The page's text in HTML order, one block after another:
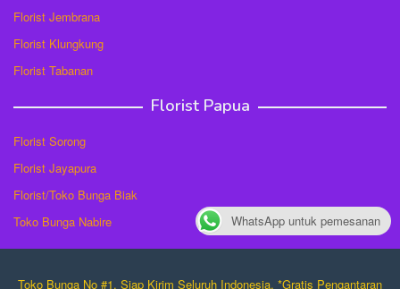
Florist Jembrana
Florist Klungkung
Florist Tabanan
Florist Papua
Florist Sorong
Florist Jayapura
Florist/Toko Bunga Biak
Toko Bunga Nabire
Toko Bunga No #1. Siap Kirim Seluruh Indonesia. *Gratis Pengantaran
WhatsApp untuk pemesanan